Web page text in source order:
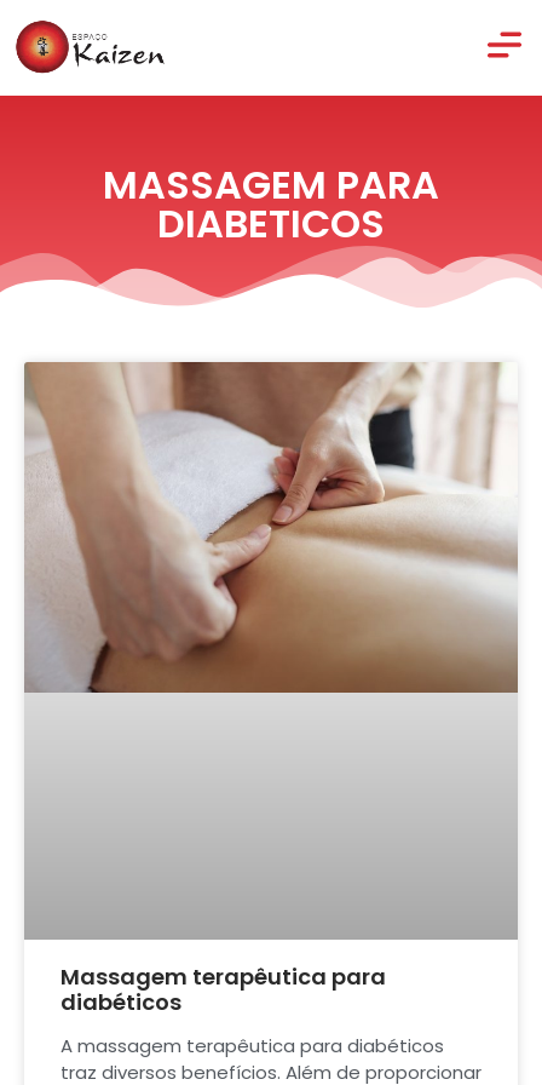
MASSAGEM PARA
DIABETICOS
Massagem terapêutica para
diabéticos
A massagem terapêutica para diabéticos
traz diversos benefícios. Além de proporcionar